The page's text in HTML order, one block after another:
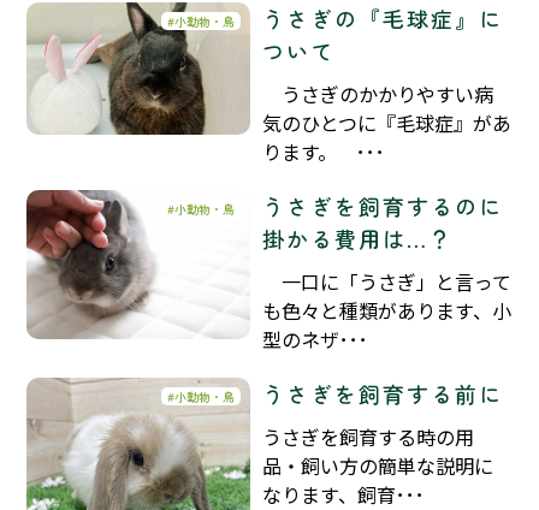
小動物・鳥
うさぎの『毛球症』に
ついて
うさぎのかかりやすい病
気のひとつに『毛球症』があ
ります。 ･･･
小動物・鳥
うさぎを飼育するのに
掛かる費用は…？
一口に「うさぎ」と言って
も色々と種類があります、小
型のネザ･･･
小動物・鳥 うさぎを飼育する前に
うさぎを飼育する時の用
品・飼い方の簡単な説明に
なります、飼育･･･